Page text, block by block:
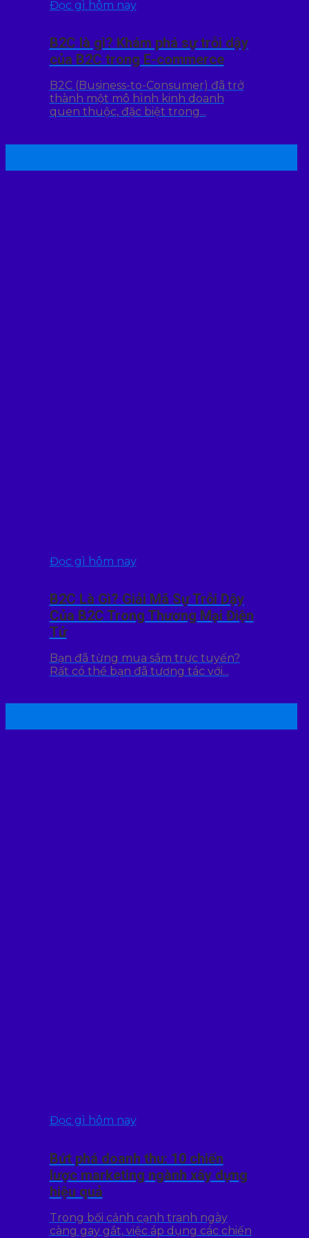
Đọc gì hôm nay
B2C là gì? Khám phá sự trỗi dậy
của B2C trong E-commerce
B2C (Business-to-Consumer) đã trở
thành một mô hình kinh doanh
quen thuộc, đặc biệt trong...
Đọc gì hôm nay
B2C Là Gì? Giải Mã Sự Trỗi Dậy
Của B2C Trong Thương Mại Điện
Tử
Bạn đã từng mua sắm trực tuyến?
Rất có thể bạn đã tương tác với...
Đọc gì hôm nay
Bứt phá doanh thu: 10 chiến
lược marketing ngành xây dựng
hiệu quả
Trong bối cảnh cạnh tranh ngày
càng gay gắt, việc áp dụng các chiến